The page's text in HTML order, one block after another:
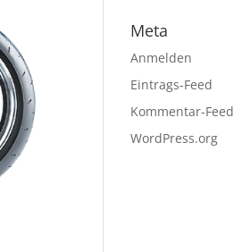
Meta
Anmelden
Eintrags-Feed
Kommentar-Feed
WordPress.org